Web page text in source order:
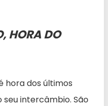
HORA DO
hora dos últimos
intercâmbio. São